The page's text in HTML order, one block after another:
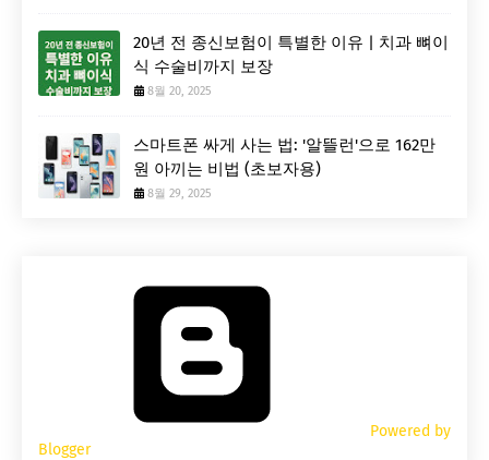
20년 전 종신보험이 특별한 이유 | 치과 뼈이
식 수술비까지 보장
8월 20, 2025
스마트폰 싸게 사는 법: '알뜰런'으로 162만
원 아끼는 비법 (초보자용)
8월 29, 2025
Powered by
Blogger